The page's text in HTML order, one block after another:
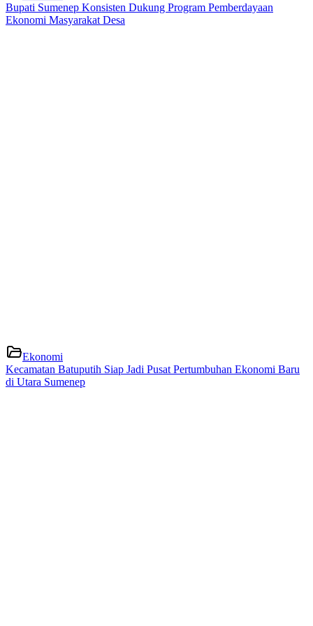
Bupati Sumenep Konsisten Dukung Program Pemberdayaan
Ekonomi Masyarakat Desa
Ekonomi
Kecamatan Batuputih Siap Jadi Pusat Pertumbuhan Ekonomi Baru
di Utara Sumenep